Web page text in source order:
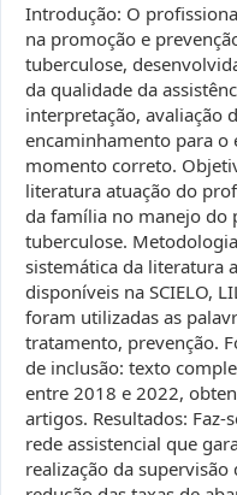
Introdução: O
na promoção e
tuberculose,
da qualidade da
interpretação, avaliação
encaminhamento para o
momento correto.
literatura atuação do
da família no manejo do
tuberculose.
sistemática da literatura
disponíveis na SCIELO,
foram utilizadas as
tratamento, prevenção.
de inclusão: texto
entre 2018 e 2022,
artigos. Resultados: Faz-
rede assistencial que
realização da